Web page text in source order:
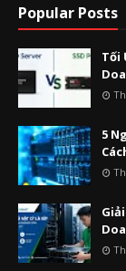
Popular Posts
Tối
5